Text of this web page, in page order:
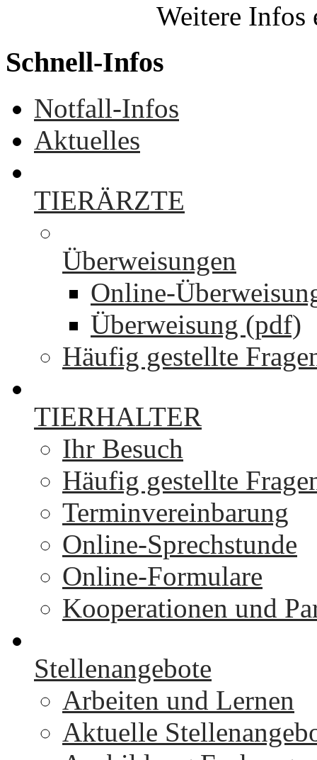
Weitere Infos
Schnell-Infos
Notfall-Infos
Aktuelles
TIERÄRZTE
Überweisungen
Online-
Überweisung (pdf)
Häufig gestellte
TIERHALTER
Ihr Besuch
Häufig gestellte
Terminvereinbarung
Online-Sprechstunde
Online-Formulare
Kooperationen und
Stellenangebote
Arbeiten und Lernen
Aktuelle